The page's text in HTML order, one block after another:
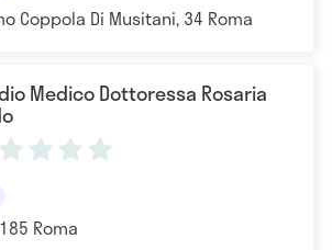
Coppola Di Musitani, 34 Roma
Medico Dottoressa Rosaria
Roma